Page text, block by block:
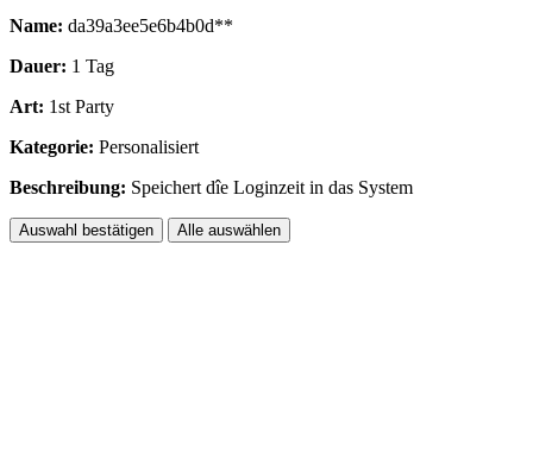
Name: da39a3ee5e6b4b0d**
Dauer: 1 Tag
Art: 1st Party
Kategorie: Personalisiert
Beschreibung: Speichert dîe Loginzeit in das System
Auswahl bestätigen Alle auswählen